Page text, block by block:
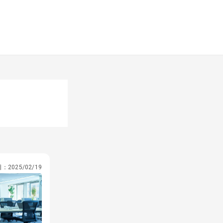
2025/02/19